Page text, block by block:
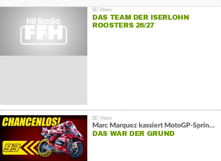
DAS TEAM DER ISERLOHN
ROOSTERS 26/27
Marc Marquez kassiert MotoGP-Sprint-Schlappe:
DAS WAR DER GRUND